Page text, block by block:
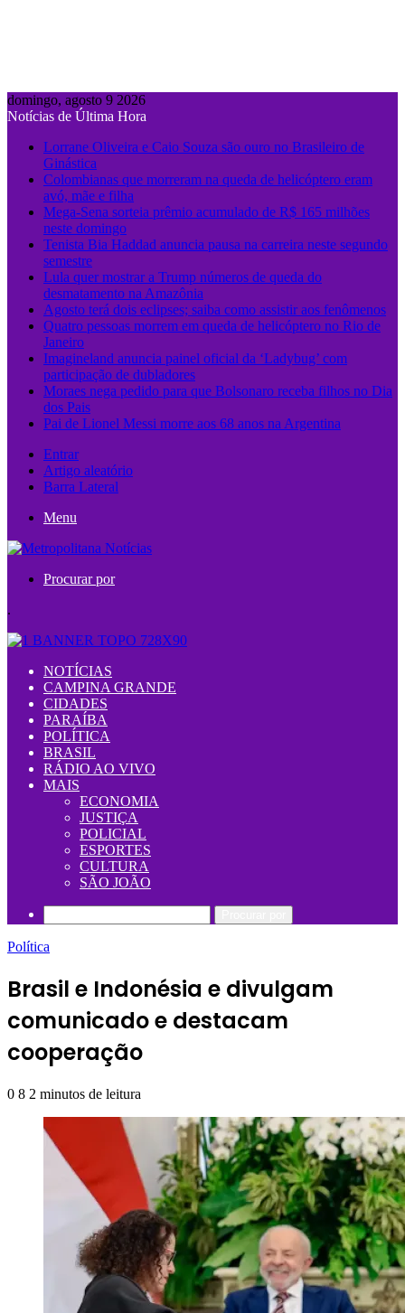
domingo, agosto 9 2026
Notícias de Última Hora
Lorrane Oliveira e Caio Souza são ouro no Brasileiro de
Ginástica
Colombianas que morreram na queda de helicóptero eram
avó, mãe e filha
Mega-Sena sorteia prêmio acumulado de R$ 165 milhões
neste domingo
Tenista Bia Haddad anuncia pausa na carreira neste segundo
semestre
Lula quer mostrar a Trump números de queda do
desmatamento na Amazônia
Agosto terá dois eclipses; saiba como assistir aos fenômenos
Quatro pessoas morrem em queda de helicóptero no Rio de
Janeiro
Imagineland anuncia painel oficial da ‘Ladybug’ com
participação de dubladores
Moraes nega pedido para que Bolsonaro receba filhos no Dia
dos Pais
Pai de Lionel Messi morre aos 68 anos na Argentina
Entrar
Artigo aleatório
Barra Lateral
Menu
Procurar por
.
NOTÍCIAS
CAMPINA GRANDE
CIDADES
PARAÍBA
POLÍTICA
BRASIL
RÁDIO AO VIVO
MAIS
ECONOMIA
JUSTIÇA
POLICIAL
ESPORTES
CULTURA
SÃO JOÃO
Política
Brasil e Indonésia e divulgam
comunicado e destacam
cooperação
0 8 2 minutos de leitura